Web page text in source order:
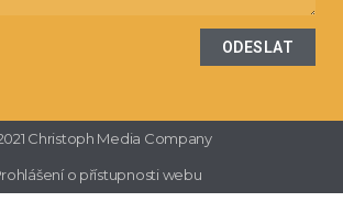
ODESLAT
Christoph Media Company
o přístupnosti webu